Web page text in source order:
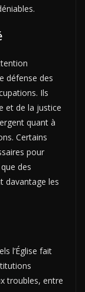
défense des
Ils
et de la justice
quant à
Certains
pour
des
davantage les
l’Église fait
troubles, entre